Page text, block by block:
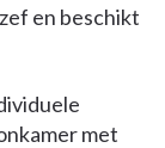
en beschikt
met